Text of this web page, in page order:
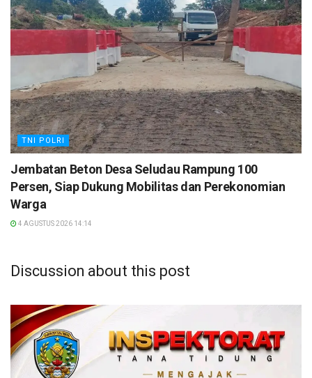
TNI POLRI
Jembatan Beton Desa Seludau Rampung 100
Persen, Siap Dukung Mobilitas dan Perekonomian
Warga
4 AGUSTUS 2026 14:14
Discussion about this post